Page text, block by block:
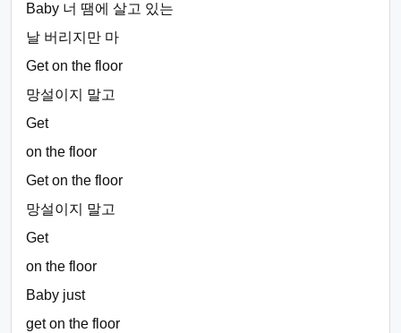
Baby 너 땜에 살고 있는
날 버리지만 마
Get on the floor
망설이지 말고
Get
on the floor
Get on the floor
망설이지 말고
Get
on the floor
Baby just
get on the floor